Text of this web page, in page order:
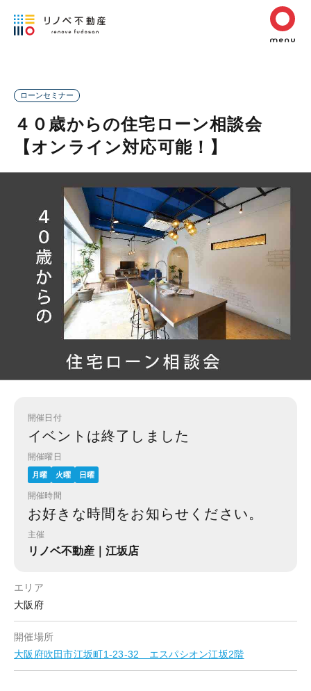
ローンセミナー
４０歳からの住宅ローン相談会
【オンライン対応可能！】
開催日付
イベントは終了しました
開催曜日
月曜 火曜 日曜
開催時間
お好きな時間をお知らせください。
主催
リノベ不動産｜江坂店
エリア
大阪府
開催場所
大阪府吹田市江坂町1-23-32 エスパシオン江坂2階